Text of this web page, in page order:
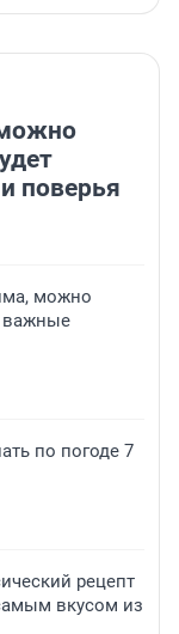
поверья
можно
важные
по погоде 7
рецепт
вкусом из